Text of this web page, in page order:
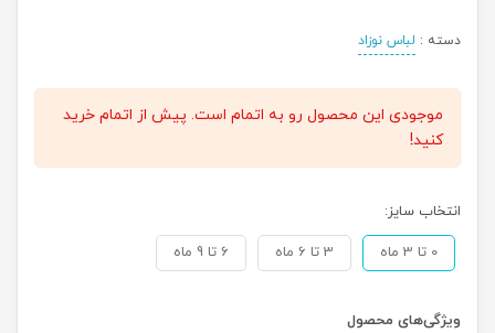
دسته : لباس نوزاد
موجودی این محصول رو به اتمام است. پیش از اتمام خرید
کنید!
انتخاب سایز:
0 تا 3 ماه 3 تا 6 ماه 6 تا 9 ماه
ویژگی‌های محصول